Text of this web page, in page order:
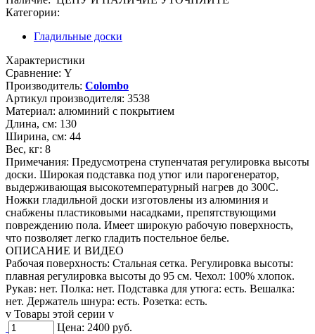
Категории:
Гладильные доски
Характеристики
Сравнение: Y
Производитель: Colombo
Артикул производителя: 3538
Материал: алюминий с покрытием
Длина, см: 130
Ширина, см: 44
Вес, кг: 8
Примечания: Предусмотрена ступенчатая регулировка высоты
доски. Широкая подставка под утюг или парогенератор,
выдерживающая высокотемпературный нагрев до 300С.
Ножки гладильной доски изготовлены из алюминия и
снабжены пластиковыми насадками, препятствующими
повреждению пола. Имеет широкую рабочую поверхность,
что позволяет легко гладить постельное белье.
ОПИСАНИЕ И ВИДЕО
Рабочая поверхность: Стальная сетка. Регулировка высоты:
плавная регулировка высоты до 95 см. Чехол: 100% хлопок.
Рукав: нет. Полка: нет. Подставка для утюга: есть. Вешалка:
нет. Держатель шнура: есть. Розетка: есть.
v Товары этой серии v
Цена: 2400 руб.